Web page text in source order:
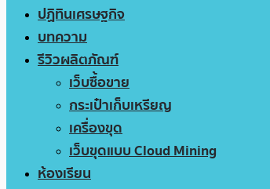
ปฏิทินเศรษฐกิจ
บทความ
รีวิวผลิตภัณฑ์
เว็บซื้อขาย
กระเป๋าเก็บเหรียญ
เครื่องขุด
เว็บขุดแบบ Cloud Mining
ห้องเรียน